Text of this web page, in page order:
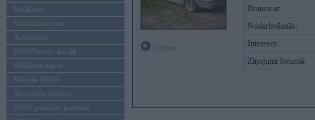
Pasākumi
Vadāmības tests
Autosports
BMWPower aktuāli
Reklāmas raksti
Mēneša BMW
Sērijveida tūnings
BMW pasaules jaunumi
Braucu ar:
Nodarbošanās:
Intereses:
Ziņojumi forumā: